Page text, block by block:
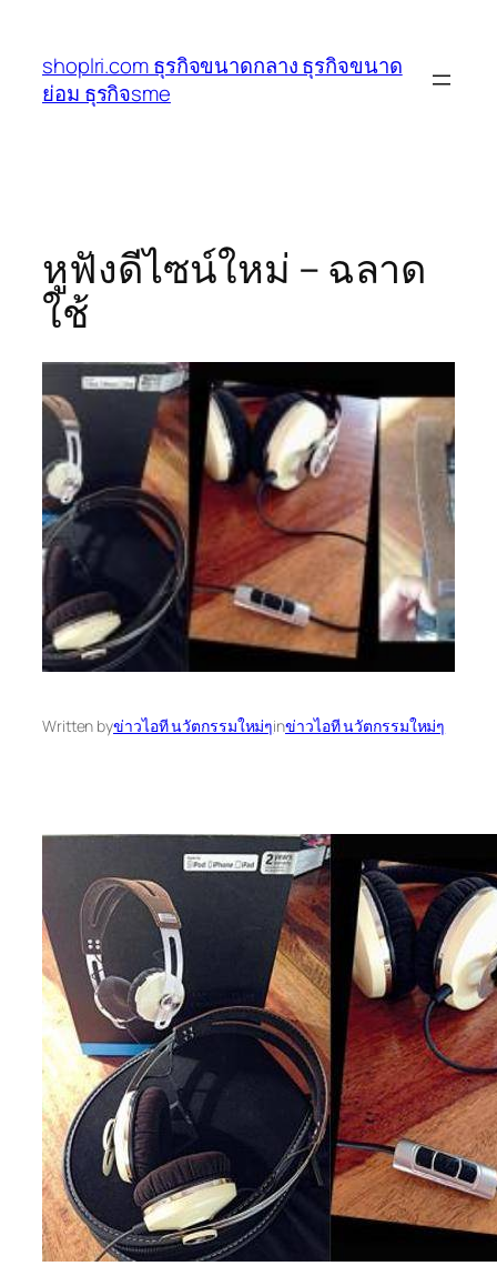
เนื้อหา
shoplri.com ธุรกิจขนาดกลาง ธุรกิจขนาด
ย่อม ธุรกิจsme
หูฟังดีไซน์ใหม่ – ฉลาด
ใช้
Written byข่าวไอที นวัตกรรมใหม่ๆinข่าวไอที นวัตกรรมใหม่ๆ